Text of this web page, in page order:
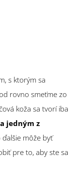
s ktorým sa
rovno smeťme zo
koža sa tvorí iba
jedným z
môže byť
pre to, aby ste sa